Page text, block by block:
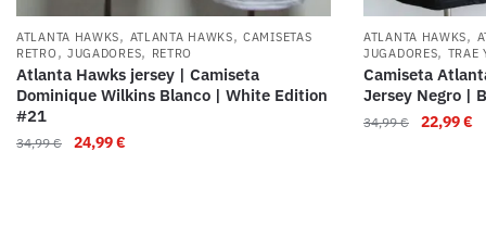
ATLANTA HAWKS, ATLANTA HAWKS,CAMISETAS
RETRO , JUGADORES, RETRO
Atlanta Hawks jersey | Camiseta
Dominique Wilkins Blanco | White Edition
#21
34,99€ 24,99€
ATLANTA HAWKS,
JUGADORES, TRAE
Camiseta
Jersey Negro |
34,99€ 22,99€